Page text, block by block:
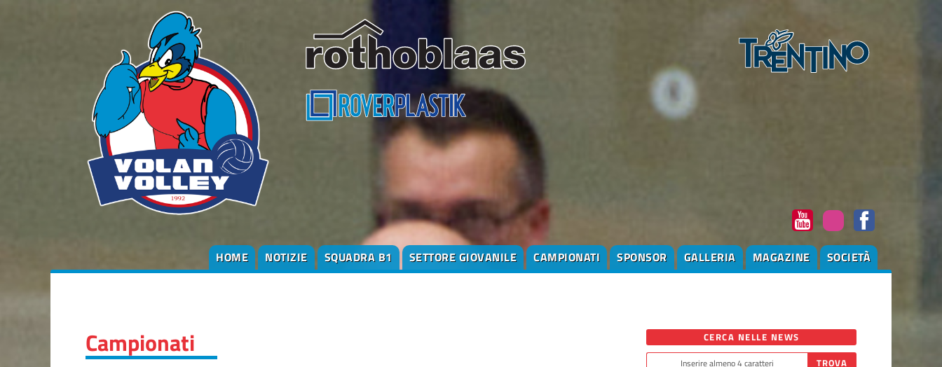
HOME NOTIZIE SQUADRA B1 SETTORE GIOVANILE CAMPIONATI SPONSOR GALLERIA MAGAZINE SOCIETÀ
Campionati CERCA NELLE NEWS